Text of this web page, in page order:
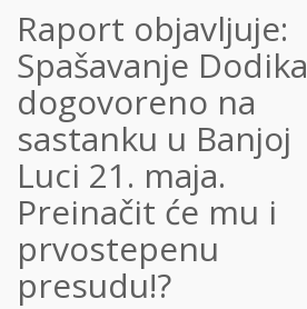
Raport objavljuje:
Spašavanje Dodika
dogovoreno na
sastanku u Banjoj
Luci 21. maja.
Preinačit će mu i
prvostepenu
presudu!?